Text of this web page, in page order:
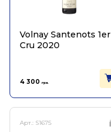
Volnay Santenots 1er
Cru 2020
4 300 грн.
Арт.: S1675